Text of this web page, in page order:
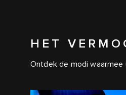
HET
Ontdek de modi waarmee